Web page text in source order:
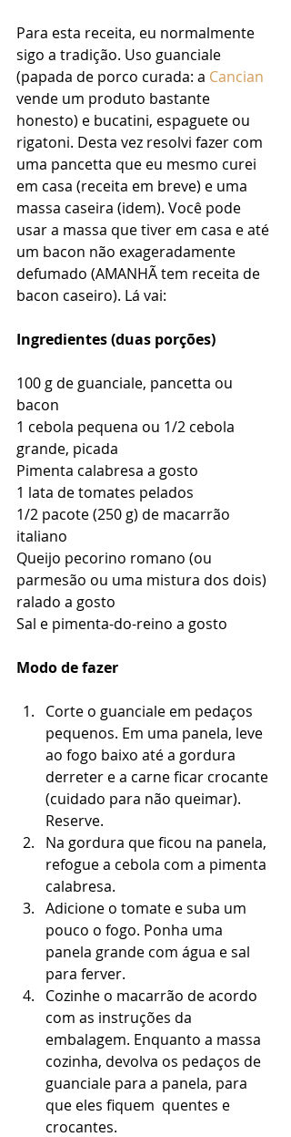
Para esta receita, eu normalmente
sigo a tradição. Uso guanciale
(papada de porco curada: a Cancian
vende um produto bastante
honesto) e bucatini, espaguete ou
rigatoni. Desta vez resolvi fazer com
uma pancetta que eu mesmo curei
em casa (receita em breve) e uma
massa caseira (idem). Você pode
usar a massa que tiver em casa e até
um bacon não exageradamente
defumado (AMANHÃ tem receita de
bacon caseiro). Lá vai:
Ingredientes (duas porções)
100 g de guanciale, pancetta ou
bacon
1 cebola pequena ou 1/2 cebola
grande, picada
Pimenta calabresa a gosto
1 lata de tomates pelados
1/2 pacote (250 g) de macarrão
italiano
Queijo pecorino romano (ou
parmesão ou uma mistura dos dois)
ralado a gosto
Sal e pimenta-do-reino a gosto
Modo de fazer
Corte o guanciale em pedaços
pequenos. Em uma panela, leve
ao fogo baixo até a gordura
derreter e a carne ficar crocante
(cuidado para não queimar).
Reserve.
Na gordura que ficou na panela,
refogue a cebola com a pimenta
calabresa.
Adicione o tomate e suba um
pouco o fogo. Ponha uma
panela grande com água e sal
para ferver.
Cozinhe o macarrão de acordo
com as instruções da
embalagem. Enquanto a massa
cozinha, devolva os pedaços de
guanciale para a panela, para
que eles fiquem  quentes e
crocantes.